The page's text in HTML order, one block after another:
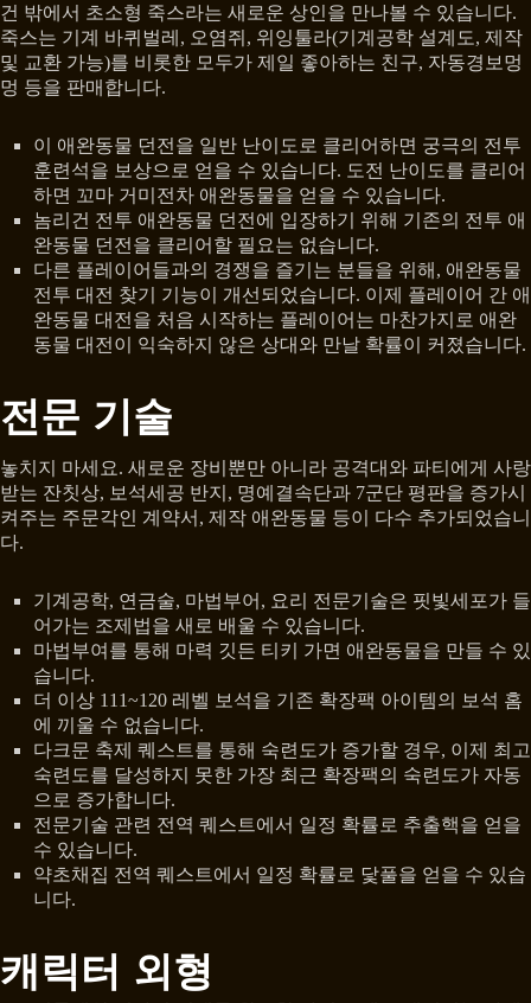
건 밖에서 초소형 죽스라는 새로운 상인을 만나볼 수 있습니다.
죽스는 기계 바퀴벌레, 오염쥐, 위잉툴라(기계공학 설계도, 제작
및 교환 가능)를 비롯한 모두가 제일 좋아하는 친구, 자동경보멍
멍 등을 판매합니다.
이 애완동물 던전을 일반 난이도로 클리어하면 궁극의 전투
훈련석을 보상으로 얻을 수 있습니다. 도전 난이도를 클리어
하면 꼬마 거미전차 애완동물을 얻을 수 있습니다.
놈리건 전투 애완동물 던전에 입장하기 위해 기존의 전투 애
완동물 던전을 클리어할 필요는 없습니다.
다른 플레이어들과의 경쟁을 즐기는 분들을 위해, 애완동물
전투 대전 찾기 기능이 개선되었습니다. 이제 플레이어 간 애
완동물 대전을 처음 시작하는 플레이어는 마찬가지로 애완
동물 대전이 익숙하지 않은 상대와 만날 확률이 커졌습니다.
전문 기술
놓치지 마세요. 새로운 장비뿐만 아니라 공격대와 파티에게 사랑
받는 잔칫상, 보석세공 반지, 명예결속단과 7군단 평판을 증가시
켜주는 주문각인 계약서, 제작 애완동물 등이 다수 추가되었습니
다.
기계공학, 연금술, 마법부어, 요리 전문기술은 핏빛세포가 들
어가는 조제법을 새로 배울 수 있습니다.
마법부여를 통해 마력 깃든 티키 가면 애완동물을 만들 수 있
습니다.
더 이상 111~120 레벨 보석을 기존 확장팩 아이템의 보석 홈
에 끼울 수 없습니다.
다크문 축제 퀘스트를 통해 숙련도가 증가할 경우, 이제 최고
숙련도를 달성하지 못한 가장 최근 확장팩의 숙련도가 자동
으로 증가합니다.
전문기술 관련 전역 퀘스트에서 일정 확률로 추출핵을 얻을
수 있습니다.
약초채집 전역 퀘스트에서 일정 확률로 닻풀을 얻을 수 있습
니다.
캐릭터 외형